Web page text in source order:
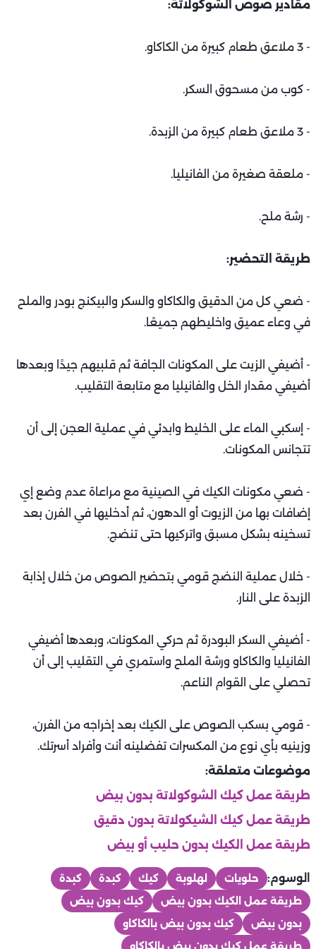
مقادير صوص الشوكولاتة:
- 3 ملاعق طعام كبيرة من الكاكاو.
- كوب من مسحوق السكر.
- 3 ملاعق طعام كبيرة من الزبدة.
- ملعقة صغيرة من الفانيليا.
- رشة ملح.
طريقة التحضير:
- ضعي كل من الدقيق والكاكاو والسكر والبيكنج بودر والملح
في وعاء عميق واخليطهم جميعًا.
- أضيفي الزيت على المكونات الجافة ثم قلبيهم جيدًا وبعدها
أضيفي مقدار الخل والفانيليا مع متابعة التقليب.
- إسكبي الماء على الخليط وابدئي في عملية العجن إلى أن
تتجانس المكونات.
- ضعي مكونات الكيك في الصينية مع مراعاة عدم وضع إي
إضافات بها من الزيوت أو الدهون، ثم أدخليها في الفرن بعد
تسخينه بشكل مسبق واتركيها حتى تنضج.
- خلال عملية النضج قومي بتحضير الصوص من خلال إذابة
الزبدة على النار.
- أضيفي السكر البودرة ثم حركي المكونات، وبعدها أضيفي
الفانيليا والكاكاو ورشة الملح واستمري في التقليب إلى أن
تحصلي على القوام الناعم.
- قومي بسكب الصوص على الكيك بعد إخراجه من الفرن،
وزينيه بأي نوع من المكسرات تفضلينه أنت وأفراد أسرتك.
موضوعات متعلقة:
طريقة عمل كيك الشوكولاتة بدون بيض
طريقة عمل كيك الشيكولاتة بدون دقيق
طريقة عمل الكيك بدون حليب أو بيض
الوسوم: حلويات لهلوبة كيك كبدة
كبدة
طريقة عمل الكيك بدون بيض
كيك بدون بيض
بدون بيض
كيك بدون بيض بالكاكاو
طريقة عمل كيك بدون بيض بالكاكاو